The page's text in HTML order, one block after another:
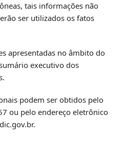
tais informações não
ser utilizados os fatos
apresentadas no âmbito do
executivo dos
podem ser obtidos pelo
ou pelo endereço eletrônico